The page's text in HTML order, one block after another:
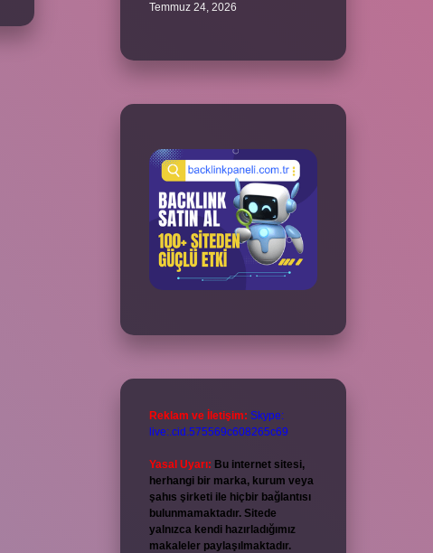
Temmuz 24, 2026
Reklam ve İletişim: Skype:
live:.cid.575569c608265c69
Yasal Uyarı: Bu internet sitesi,
herhangi bir marka, kurum veya
şahıs şirketi ile hiçbir bağlantısı
bulunmamaktadır. Sitede
yalnızca kendi hazırladığımız
makaleler paylaşılmaktadır.